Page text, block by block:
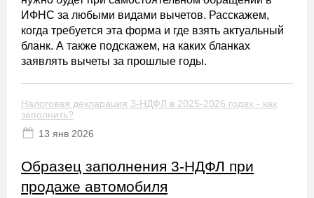
ИФНС за любыми видами вычетов. Расскажем,
когда требуется эта форма и где взять актуальный
бланк. А также подскажем, на каких бланках
заявлять вычеты за прошлые годы.
Налоговая декларация 3-НДФЛ в 2025-2026 годах - как
заполнить?
13 янв 2026
Образец заполнения 3-НДФЛ при
продаже автомобиля